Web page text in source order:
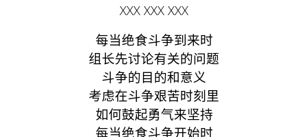
XXX XXX XXX
每当绝食斗争到来时
组长先讨论有关的问题
斗争的目的和意义
考虑在斗争艰苦时刻里
如何鼓起勇气来坚持
每当绝食斗争开始时